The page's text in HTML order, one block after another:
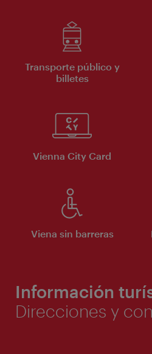
Transporte público y
billetes
Vienna City Card
Viena sin barreras
Información
Direcciones y